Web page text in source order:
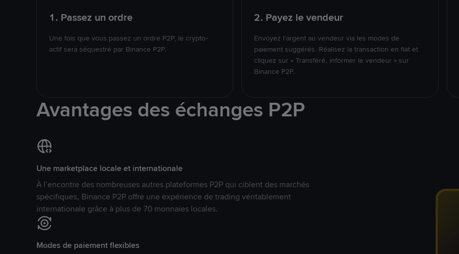
1. Passez un ordre
Une fois que vous passez un ordre P2P, le crypto-
actif sera séquestré par Binance P2P.
2. Payez le vendeur
Envoyez l’argent au vendeur via les modes de
paiement suggérés. Réalisez la transaction en fiat et
cliquez sur « Transféré, informer le vendeur » sur
Binance P2P.
Avantages des échanges P2P
Une marketplace locale et internationale
À l’encontre des nombreuses autres plateformes P2P qui ciblent des marchés
spécifiques, Binance P2P offre une expérience de trading véritablement
internationale grâce à plus de 70 monnaies locales.
Modes de paiement flexibles